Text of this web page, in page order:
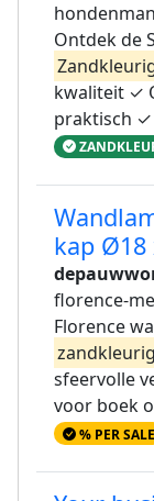
Ontdek de
kwaliteit ✓
praktisch
kap Ø18
florence-
Florence
zandkleurig
sfeervolle
voor boek
% PER SALE